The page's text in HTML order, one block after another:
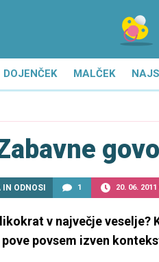
DOJENČEK MALČEK
IN ODNOSI 1 20. 06. 2011
v največje veselje?
povsem izven